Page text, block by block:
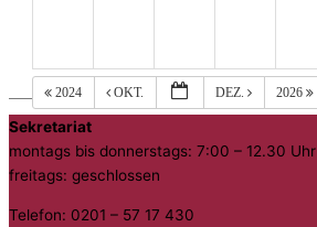
2024 OKT. DEZ. 2026
Sekretariat
montags bis donnerstags: 7:00 – 12.30 Uhr
freitags: geschlossen
Telefon: 0201 – 57 17 430